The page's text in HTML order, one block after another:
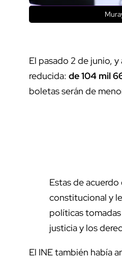
El pasado 2 de junio,
reducida: de 104 mil
boletas serán de
Estas de
constitucional y
políticas
justicia y los
El INE también había